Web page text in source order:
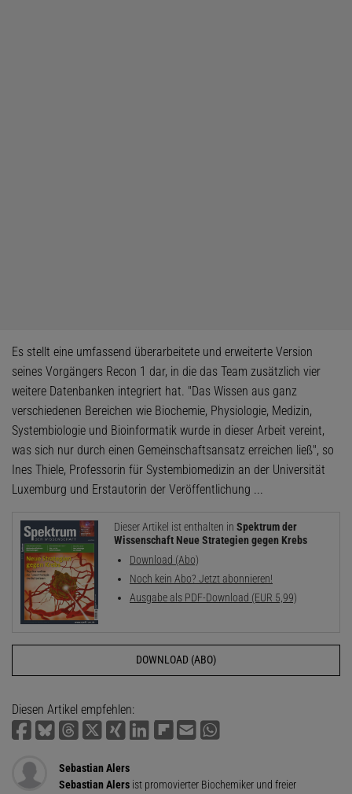
Es stellt eine umfassend überarbeitete und erweiterte Version
seines Vorgängers Recon 1 dar, in die das Team zusätzlich vier
weitere Datenbanken integriert hat. "Das Wissen aus ganz
verschiedenen Bereichen wie Biochemie, Physiologie, Medizin,
Systembiologie und Bioinformatik wurde in dieser Arbeit vereint,
was sich nur durch einen Gemeinschaftsansatz erreichen ließ", so
Ines Thiele, Professorin für Systembiomedizin an der Universität
Luxemburg und Erstautorin der Veröffentlichung ...
Dieser Artikel ist enthalten in Spektrum der
Wissenschaft Neue Strategien gegen Krebs
Download (Abo)
Noch kein Abo? Jetzt abonnieren!
Ausgabe als PDF-Download (EUR 5,99)
DOWNLOAD (ABO)
Diesen Artikel empfehlen:
Sebastian Alers
Sebastian Alersist promovierter Biochemiker und freier